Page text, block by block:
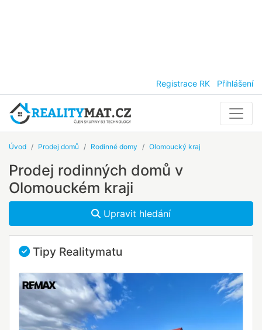
Registrace RK Přihlášení
Úvod Prodej domů Rodinné domy Olomoucký kraj
Prodej rodinných domů v
Olomouckém kraji
Upravit hledání
Tipy Realitymatu